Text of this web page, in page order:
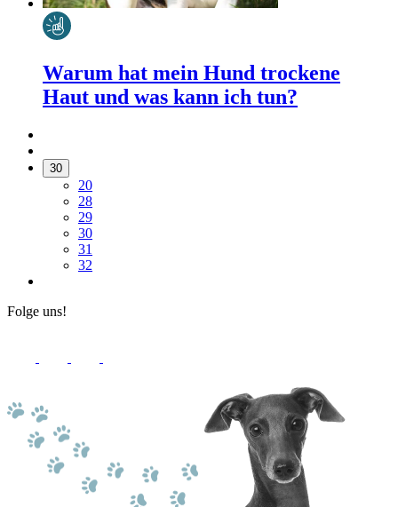
Warum hat mein Hund trockene
Haut und was kann ich tun?
30
20
28
29
30
31
32
Folge uns!